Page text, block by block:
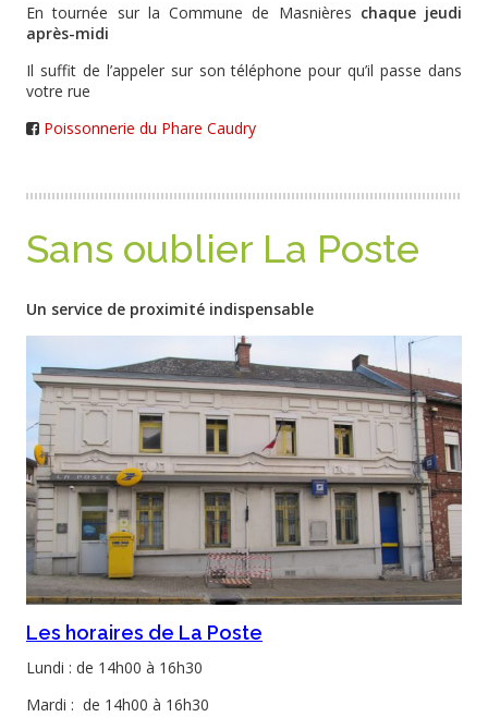
En tournée sur la Commune de Masnières chaque jeudi
après-midi
Il suffit de l’appeler sur son téléphone pour qu’il passe dans
votre rue
Poissonnerie du Phare Caudry
Sans oublier La Poste
Un service de proximité indispensable
Les horaires de La Poste
Lundi : de 14h00 à 16h30
Mardi : de 14h00 à 16h30